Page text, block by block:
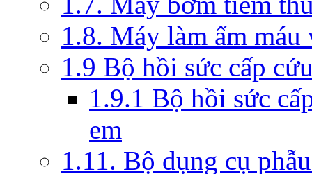
1.8. Máy làm ấm
1.9 Bộ hồi sức cấp
1.9.1 Bộ hồi sức
em
1.11. Bộ dụng cụ